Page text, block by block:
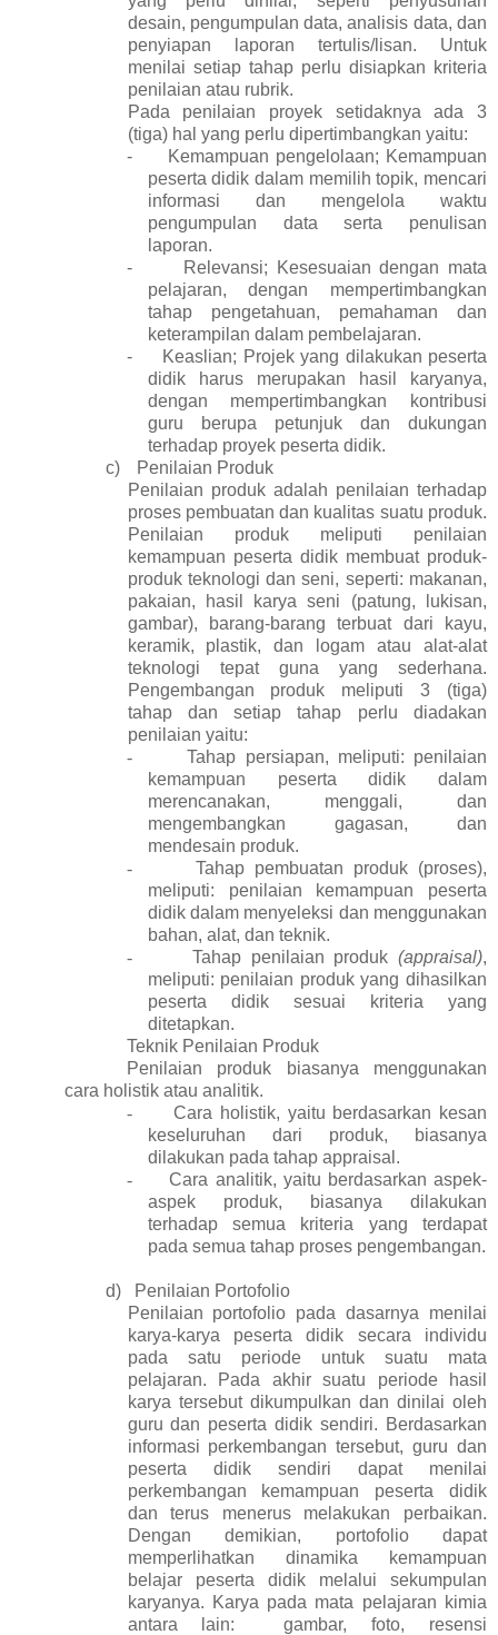
desain, pengumpulan data, analisis data, dan
penyiapan laporan tertulis/lisan. Untuk
menilai setiap tahap perlu disiapkan kriteria
penilaian atau rubrik.
Pada penilaian proyek setidaknya ada 3
(tiga) hal yang perlu dipertimbangkan yaitu:
-
Kemampuan pengelolaan; Kemampuan
peserta didik dalam memilih topik, mencari
informasi dan mengelola waktu
pengumpulan data serta penulisan
laporan.
-
Relevansi; Kesesuaian dengan mata
pelajaran, dengan mempertimbangkan
tahap pengetahuan, pemahaman dan
keterampilan dalam pembelajaran.
-
Keaslian; Projek yang dilakukan peserta
didik harus merupakan hasil karyanya,
dengan mempertimbangkan kontribusi
guru berupa petunjuk dan dukungan
terhadap proyek peserta didik.
c)
Penilaian Produk
Penilaian produk adalah penilaian terhadap
proses pembuatan dan kualitas suatu produk.
Penilaian produk meliputi penilaian
kemampuan peserta didik membuat produk-
produk teknologi dan seni, seperti: makanan,
pakaian, hasil karya seni (patung, lukisan,
gambar), barang-barang terbuat dari kayu,
keramik, plastik, dan logam atau alat-alat
teknologi tepat guna yang sederhana.
Pengembangan produk meliputi 3 (tiga)
tahap dan setiap tahap perlu diadakan
penilaian yaitu:
-
Tahap persiapan, meliputi: penilaian
kemampuan peserta didik dalam
merencanakan, menggali, dan
mengembangkan gagasan, dan
mendesain produk.
-
Tahap pembuatan produk (proses),
meliputi: penilaian kemampuan peserta
didik dalam menyeleksi dan menggunakan
bahan, alat, dan teknik.
-
Tahap penilaian produk(appraisal),
meliputi: penilaian produk yang dihasilkan
peserta didik sesuai kriteria yang
ditetapkan.
Teknik Penilaian Produk
Penilaian produk biasanya menggunakan
cara holistik atau analitik.
-
Cara holistik, yaitu berdasarkan kesan
keseluruhan dari produk, biasanya
dilakukan pada tahap appraisal.
-
Cara analitik, yaitu berdasarkan aspek-
aspek produk, biasanya dilakukan
terhadap semua kriteria yang terdapat
pada semua tahap proses pengembangan.
d)
Penilaian Portofolio
Penilaian portofolio pada dasarnya menilai
karya-karya peserta didik secara individu
pada satu periode untuk suatu mata
pelajaran. Pada akhir suatu periode hasil
karya tersebut dikumpulkan dan dinilai oleh
guru dan peserta didik sendiri. Berdasarkan
informasi perkembangan tersebut, guru dan
peserta didik sendiri dapat menilai
perkembangan kemampuan peserta didik
dan terus menerus melakukan perbaikan.
Dengan demikian, portofolio dapat
memperlihatkan dinamika kemampuan
belajar peserta didik melalui sekumpulan
karyanya. Karya pada mata pelajaran kimia
antara lain: gambar, foto, resensi